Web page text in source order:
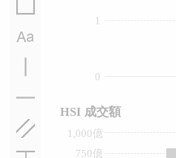
0
1
750億
1,000億
HSI 成交額